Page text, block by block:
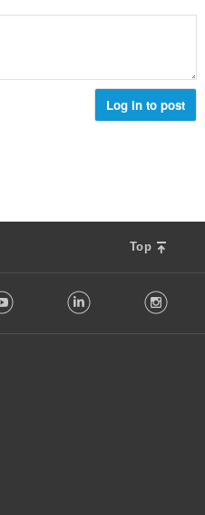
Log in to post
Top
Youtube LinkedIn